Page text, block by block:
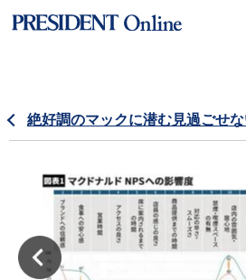
絶好調のマックに潜む見過ごせな